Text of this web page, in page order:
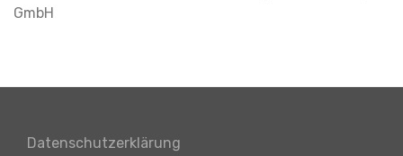
GmbH
Datenschutzerklärung